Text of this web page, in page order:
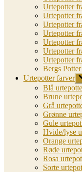
Urtepotter
Urtepotter
Urtepotter
Urtepotter
Urtepotter
Urtepotter
Urtepotter
Bergs Potter
Urtepotter farver
Blå
Brune
Grå
Grønne
Gule
Hvide/lyse
Orange
Røde
Rosa
Sorte